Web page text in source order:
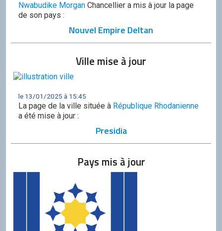
Nwabudike Morgan Chancellier a mis à jour la page
de son pays :
Nouvel Empire Deltan
Ville mise à jour
le 13/01/2025 à 15:45
La page de la ville située à République Rhodanienne
a été mise à jour :
Presidia
Pays mis à jour